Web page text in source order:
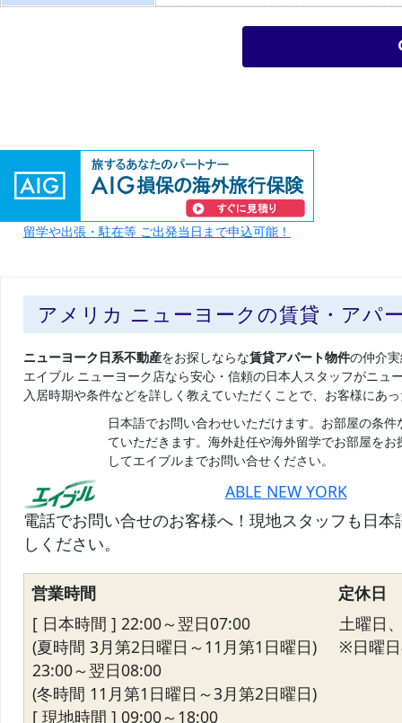
留学や出張・駐在等 ご出発当日まで申込可能！
アメリカ ニューヨークの賃貸・アパ
ニューヨーク日系不動産をお探しならな賃貸アパート物件の仲介
エイブル ニューヨーク店なら安心・信頼の日本人スタッフがニュ
入居時期や条件などを詳しく教えていただくことで、お客様にあ
日本語でお問い合わせいただけます。お部屋の条
ていただきます。海外赴任や海外留学でお部屋を
してエイブルまでお問い合せください。
ABLE NEW YORK
電話でお問い合せのお客様へ！現地スタッフも日
しください。
営業時間
定休日
[ 日本時間 ] 22:00～翌日07:00
(夏時間 3月第2日曜日～11月第1日曜日)
23:00～翌日08:00
(冬時間 11月第1日曜日～3月第2日曜日)
[ 現地時間 ] 09:00～18:00
土曜日
※日曜